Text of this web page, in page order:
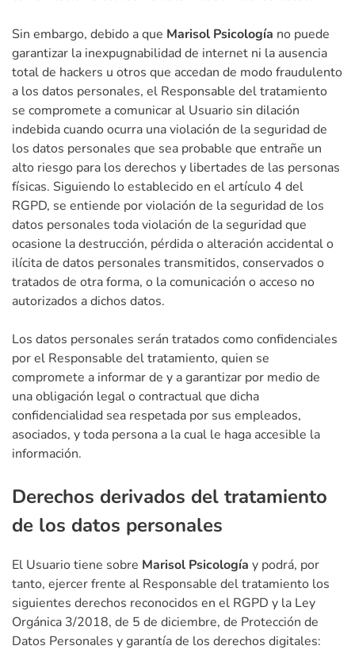
Sin embargo, debido a que Marisol Psicología no puede
garantizar la inexpugnabilidad de internet ni la ausencia
total de hackers u otros que accedan de modo fraudulento
a los datos personales, el Responsable del tratamiento
se compromete a comunicar al Usuario sin dilación
indebida cuando ocurra una violación de la seguridad de
los datos personales que sea probable que entrañe un
alto riesgo para los derechos y libertades de las personas
físicas. Siguiendo lo establecido en el artículo 4 del
RGPD, se entiende por violación de la seguridad de los
datos personales toda violación de la seguridad que
ocasione la destrucción, pérdida o alteración accidental o
ilícita de datos personales transmitidos, conservados o
tratados de otra forma, o la comunicación o acceso no
autorizados a dichos datos.
Los datos personales serán tratados como confidenciales
por el Responsable del tratamiento, quien se
compromete a informar de y a garantizar por medio de
una obligación legal o contractual que dicha
confidencialidad sea respetada por sus empleados,
asociados, y toda persona a la cual le haga accesible la
información.
Derechos derivados del tratamiento
de los datos personales
El Usuario tiene sobre Marisol Psicología y podrá, por
tanto, ejercer frente al Responsable del tratamiento los
siguientes derechos reconocidos en el RGPD y la Ley
Orgánica 3/2018, de 5 de diciembre, de Protección de
Datos Personales y garantía de los derechos digitales: